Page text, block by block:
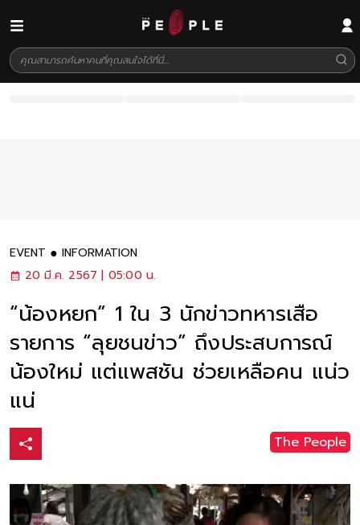
EVENT
INFORMATION
20 มี.ค. 2567 | 05:00 น.
“น้องหยก” 1 ใน 3 นักข่าวทหารเสือ
รายการ “ลุยชนข่าว” ถึงประสบการณ์
น้องใหม่ แต่แพสชัน ช่วยเหลือคน แน่ว
แน่
The People